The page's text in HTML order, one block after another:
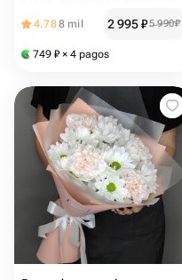
4.788 mil 2 995₽5 990₽
749 ₽ × 4 pagos